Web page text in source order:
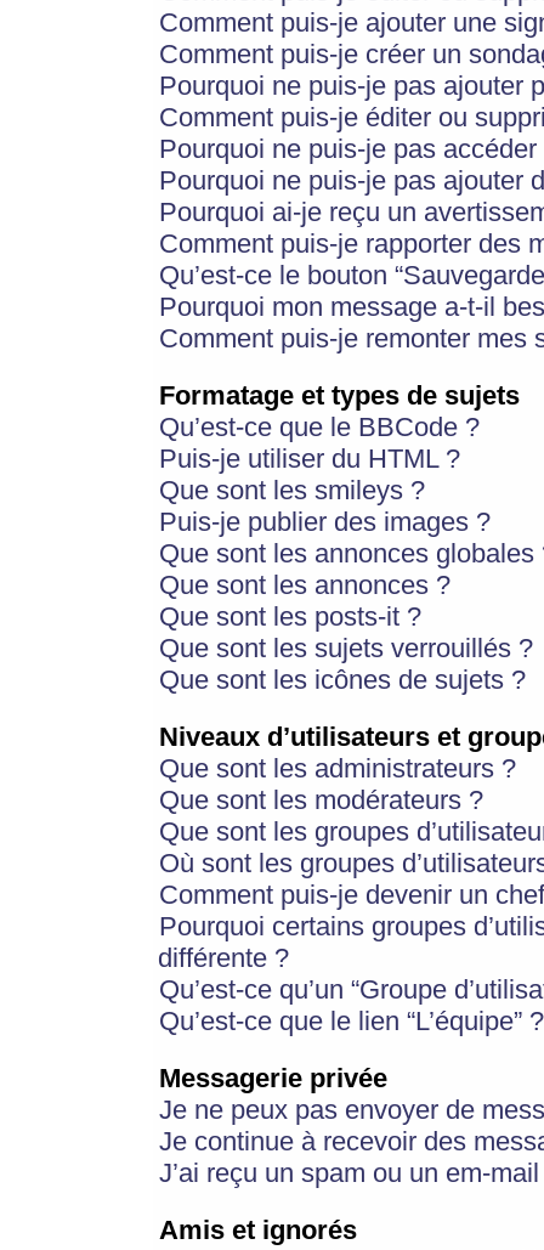
Comment puis-je ajouter une
Comment puis-je créer un
Pourquoi ne puis-je pas ajouter
Comment puis-je éditer ou
Pourquoi ne puis-je pas
Pourquoi ne puis-je pas ajouter
Pourquoi ai-je reçu un
Comment puis-je rapporter des
Qu’est-ce le bouton
Pourquoi mon message a-t-il
Comment puis-je remonter mes
Formatage et types de sujets
Qu’est-ce que le BBCode ?
Puis-je utiliser du HTML ?
Que sont les smileys ?
Puis-je publier des images ?
Que sont les annonces globales
Que sont les annonces ?
Que sont les posts-it ?
Que sont les sujets verrouillés ?
Que sont les icônes de sujets ?
Niveaux d’utilisateurs et
Que sont les administrateurs ?
Que sont les modérateurs ?
Que sont les groupes
Où sont les groupes
Comment puis-je devenir un
Pourquoi certains groupes
différente ?
Qu’est-ce qu’un “Groupe
Qu’est-ce que le lien “L’équipe” ?
Messagerie privée
Je ne peux pas envoyer de
Je continue à recevoir des
J’ai reçu un spam ou un em-
Amis et ignorés